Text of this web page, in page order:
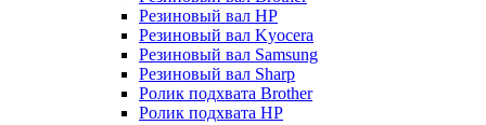
Резиновый вал HP
Резиновый вал Kyocera
Резиновый вал Samsung
Резиновый вал Sharp
Ролик подхвата Brother
Ролик подхвата HP